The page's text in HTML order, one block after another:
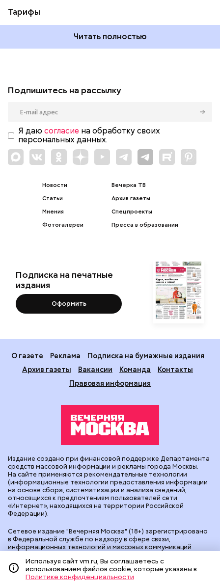
Тарифы
Читать полностью
Подпишитесь на рассылку
Я даю согласие на обработку своих
персональных данных.
Новости
Статьи
Мнения
Фотогалереи
Вечерка ТВ
Архив газеты
Спецпроекты
Пресса в образовании
Подписка на печатные
издания
Оформить
О газете Реклама
Подписка на бумажные издания
Архив газеты
Вакансии Команда
Контакты
Правовая информация
Сетевое издание "Вечерняя Москва" (18+) зарегистрировано
в Федеральной службе по надзору в сфере связи,
информационных технологий и массовых коммуникаций
90524 от 09.12.2025. Учредитель: АО "Редакция газеты
"Вечерняя Москва". Главный редактор vm.ru: Александр
Геннадьевич Глуходедов. Адрес редакции: 127015, г.Москва,
Издание создано при финансовой поддержке Департамента
средств массовой информации и рекламы города Москвы.
На сайте применяются рекомендательные технологии
(информационные технологии предоставления информации
на основе сбора, систематизации и анализа сведений,
относящихся к предпочтениям пользователей сети
«Интернет», находящихся на территории Российской
Федерации).
Используя сайт vm.ru, Вы соглашаетесь с
использованием файлов cookie, которые указаны в
Политике конфиденциальности